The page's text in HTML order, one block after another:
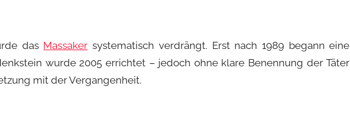
das Massaker systematisch verdrängt. Erst nach 1989 begann eine
wurde 2005 errichtet – jedoch ohne klare Benennung der Täter
mit der Vergangenheit.